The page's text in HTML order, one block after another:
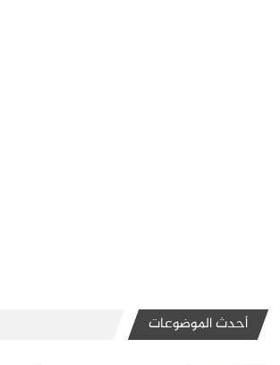
أحدث الموضوعات